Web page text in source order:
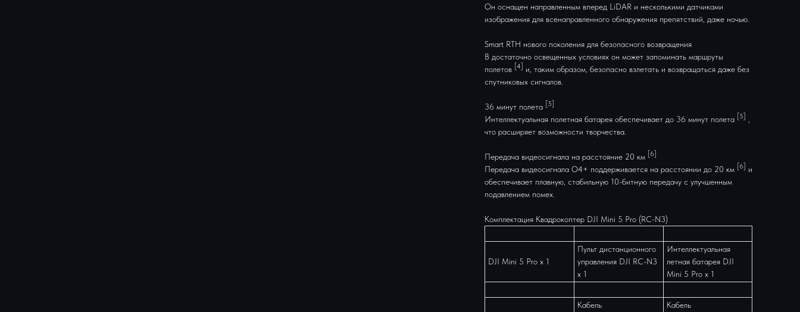
Он оснащен направленным вперед LiDAR и несколькими датчиками
изображения для всенаправленного обнаружения препятствий, даже ночью.
Smart RTH нового поколения для безопасного возвращения
В достаточно освещенных условиях он может запоминать маршруты
полетов [4]
и, таким образом, безопасно взлетать и возвращаться даже без
спутниковых сигналов.
36 минут полета [5]
Интеллектуальная полетная батарея обеспечивает до 36 минут полета [5]
,
что расширяет возможности творчества.
Передача видеосигнала на расстояние 20 км [6]
Передача видеосигнала O4+ поддерживается на расстоянии до 20 км [6]
и
обеспечивает плавную, стабильную 10-битную передачу с улучшенным
подавлением помех.
Комплектация Квадрокоптер DJI Mini 5 Pro (RC-N3)
DJI Mini 5 Pro x 1
Пульт дистанционного
управления DJI RC-N3
x 1
Интеллектуальная
летная батарея DJI
Mini 5 Pro x 1
Кабель
Кабель